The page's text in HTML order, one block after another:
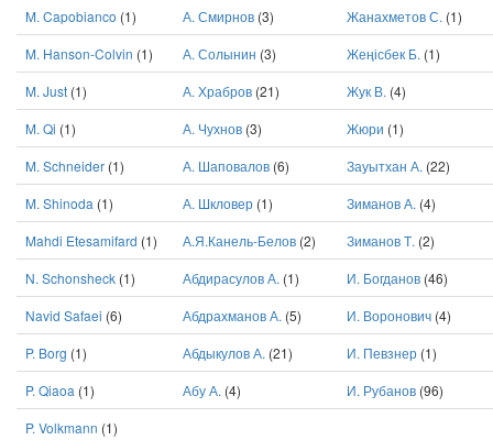
M. Capobianco (1) А. Смирнов (3) Жанахметов С. (1)
M. Hanson-Colvin (1) А. Солынин (3) Жеңісбек Б. (1)
M. Just (1) А. Храбров (21) Жук В. (4)
M. Qi (1) А. Чухнов (3) Жюри (1)
M. Schneider (1) А. Шаповалов (6) Зауытхан А. (22)
M. Shinoda (1) А. Шкловер (1) Зиманов А. (4)
Mahdi Etesamifard (1) А.Я.Канель-Белов (2) Зиманов Т. (2)
N. Schonsheck (1) Абдирасулов А. (1) И. Богданов (46)
Navid Safaei (6) Абдрахманов А. (5) И. Воронович (4)
P. Borg (1) Абдыкулов А. (21) И. Певзнер (1)
P. Qiaoa (1) Абу А. (4) И. Рубанов (96)
P. Volkmann (1)